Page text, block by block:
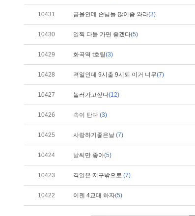
10431 금욜인데 손님들 많이좀 와라(3)
10430 일찍 다들 가면 좋겠다(5)
10429 화곡역 t호틸(3)
10428 격일인데 9시출 9시퇴 이거 너무(7)
10427 놀러가고싶다(12)
10426 속이 탄다 (3)
10425 사랑하기좋은날 (7)
10424 날씨만 좋아(5)
10423 격일은 지구밖으로 (7)
10422 이젠 4교대 하자(5)